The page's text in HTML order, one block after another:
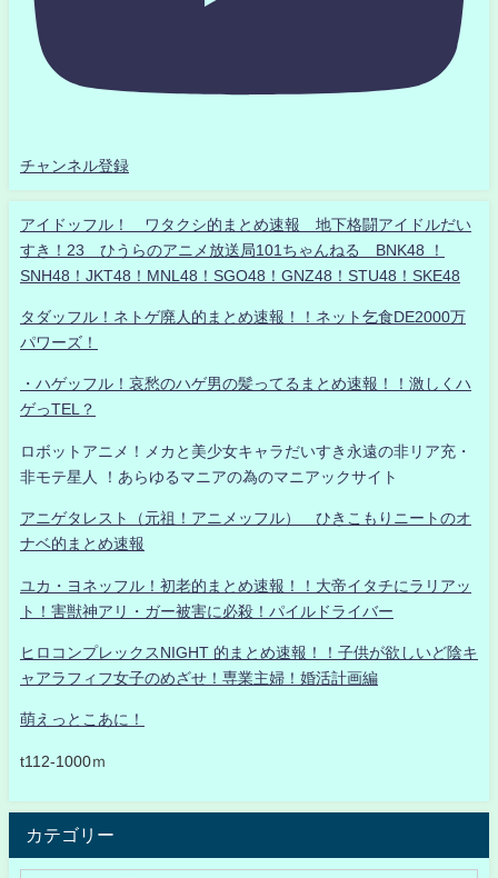
チャンネル登録
アイドッフル！ ワタクシ的まとめ速報 地下格闘アイドルだい
すき！23 ひうらのアニメ放送局101ちゃんねる BNK48 ！
SNH48！JKT48！MNL48！SGO48！GNZ48！STU48！SKE48
タダッフル！ネトゲ廃人的まとめ速報！！ネット乞食DE2000万
パワーズ！
・ハゲッフル！哀愁のハゲ男の髪ってるまとめ速報！！激しくハ
ゲっTEL？
ロボットアニメ！メカと美少女キャラだいすき永遠の非リア充・
非モテ星人 ！あらゆるマニアの為のマニアックサイト
アニゲタレスト（元祖！アニメッフル） ひきこもりニートのオ
ナベ的まとめ速報
ユカ・ヨネッフル！初老的まとめ速報！！大帝イタチにラリアッ
ト！害獣神アリ・ガー被害に必殺！パイルドライバー
ヒロコンプレックスNIGHT 的まとめ速報！！子供が欲しいど陰キ
ャアラフィフ女子のめざせ！専業主婦！婚活計画編
萌えっとこあに！
t112-1000ｍ
カテゴリー